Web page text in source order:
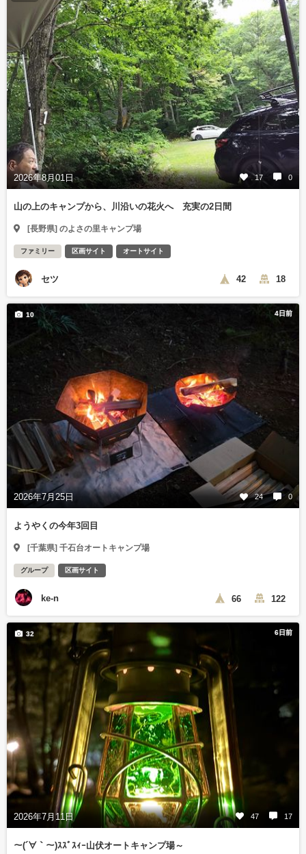
2026年8月01日 17 0
山の上のキャンプから、川沿いの花火へ 充実の2日間
[長野県] のよさの里キャンプ場
ファミリー 区画サイト オートサイト
セツ 42 18
4日前
2026年7月25日 24 0
10
ようやくの今年3回目
[千葉県] 千石台オートキャンプ場
グループ 区画サイト
ke-n 66 122
6日前
2026年7月11日 47 17
32
～(´∀｀～)ｽｽﾞｽｨｰ山伏オートキャンプ場～